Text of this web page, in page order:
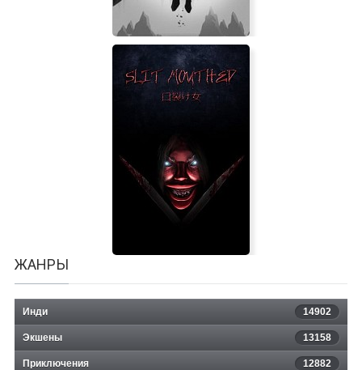
Pursuer
ЖАНРЫ
Инди 14902
Экшены 13158
Приключения 12882